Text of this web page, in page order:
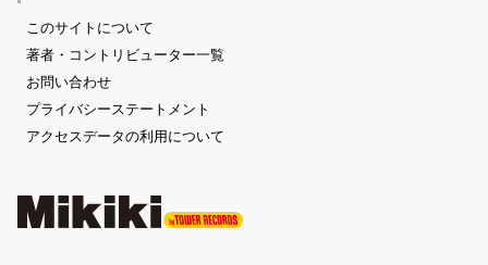
このサイトについて
著者・コントリビューター一覧
お問い合わせ
プライバシーステートメント
アクセスデータの利用について